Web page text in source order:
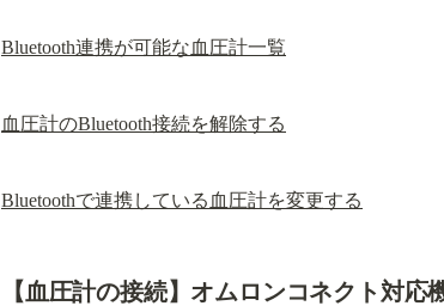
Bluetooth連携が可能な血圧計一覧
血圧計のBluetooth接続を解除する
Bluetoothで連携している血圧計を変更する
【血圧計の接続】オムロンコネクト対応